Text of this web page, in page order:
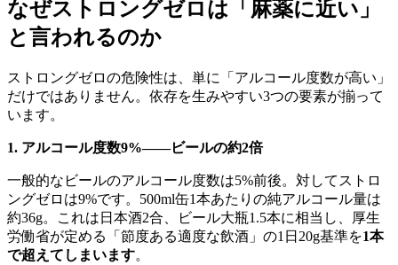
なぜストロングゼロは「麻薬に近い」
と言われるのか
ストロングゼロの危険性は、単に「アルコール度数が高い」
だけではありません。依存を生みやすい3つの要素が揃って
います。
1. アルコール度数9%——ビールの約2倍
一般的なビールのアルコール度数は5%前後。対してストロ
ングゼロは9%です。500ml缶1本あたりの純アルコール量は
約36g。これは日本酒2合、ビール大瓶1.5本に相当し、厚生
労働省が定める「節度ある適度な飲酒」の1日20g基準を1本
で超えてしまいます。